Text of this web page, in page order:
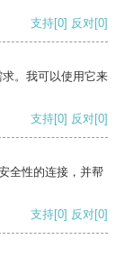
支持[0] 反对[0]
。我可以使用它来
支持[0] 反对[0]
全性的连接，并帮
支持[0] 反对[0]